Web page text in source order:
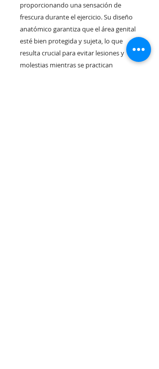
proporcionando una sensación de
frescura durante el ejercicio. Su diseño
anatómico garantiza que el área genital
esté bien protegida y sujeta, lo que
resulta crucial para evitar lesiones y
molestias mientras se practican